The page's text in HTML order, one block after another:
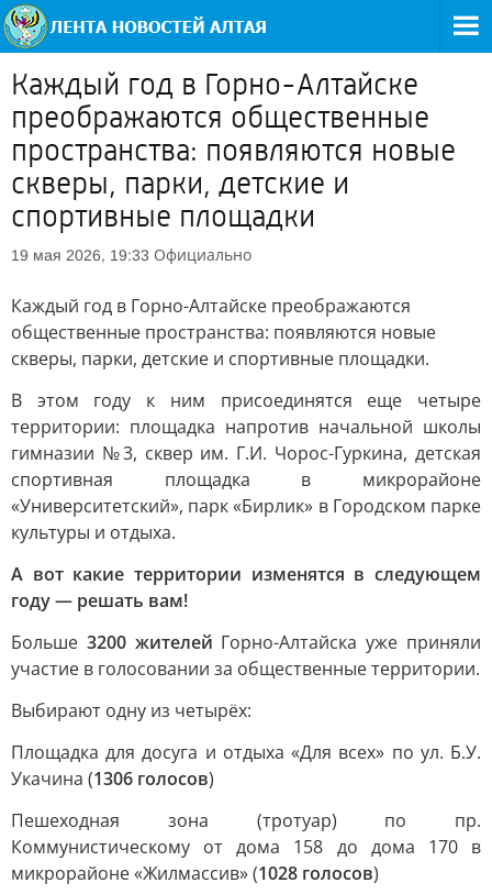
Каждый год в Горно-Алтайске
преображаются общественные
пространства: появляются новые
скверы, парки, детские и
спортивные площадки
19 мая 2026, 19:33 Официально
Каждый год в Горно-Алтайске преображаются
общественные пространства: появляются новые
скверы, парки, детские и спортивные площадки.
В этом году к ним присоединятся еще четыре
территории: площадка напротив начальной школы
гимназии №3, сквер им. Г.И. Чорос-Гуркина, детская
спортивная площадка в микрорайоне
«Университетский», парк «Бирлик» в Городском парке
культуры и отдыха.
А вот какие территории изменятся в следующем
году — решать вам!
Больше 3200 жителей Горно-Алтайска уже приняли
участие в голосовании за общественные территории.
Выбирают одну из четырёх:
Площадка для досуга и отдыха «Для всех» по ул. Б.У.
Укачина (1306 голосов)
Пешеходная зона (тротуар) по пр.
Коммунистическому от дома 158 до дома 170 в
микрорайоне «Жилмассив» (1028 голосов)